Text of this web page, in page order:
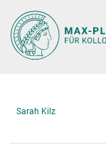
Hauptinhalt
Sarah Kilz